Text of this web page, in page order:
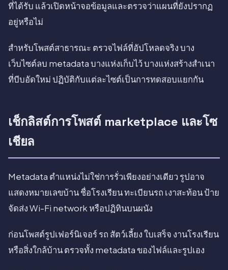
ที่ได้รับ แล้วเปิดหน้าจอข้อมูลและตรวจว่าแผนที่ยังปรากฏ
อยู่หรือไม่
สำหรับโพสต์สาธารณะ ตรวจไฟล์ที่อัปโหลดจริง บาง
เว็บไซต์ลบ metadata บางแห่งเก็บไว้ บางแห่งสร้างสำเนา
ที่บีบอัดใหม่ ปฏิบัติกับแต่ละไซต์เป็นการทดสอบแยกกัน
เช็กลิสต์การโพสต์ marketplace และโซ
เชียล
Metadata ตำแหน่งไม่ใช่การรั่วเพียงอย่างเดียว รูปอาจ
แสดงหมายเลขบ้าน ชื่อโรงเรียน ทะเบียนรถ เงาสะท้อน ป้าย
จัดส่ง Wi-Fi network หรือปฏิทินบนผนัง
ก่อนโพสต์รูปเฟอร์นิเจอร์ รถ สัตว์เลี้ยง ใบเสร็จ งานโรงเรียน
หรือสิ่งใกล้บ้าน ตรวจทั้ง metadata ของไฟล์และรูปเอง